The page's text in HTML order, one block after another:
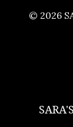
© 2026